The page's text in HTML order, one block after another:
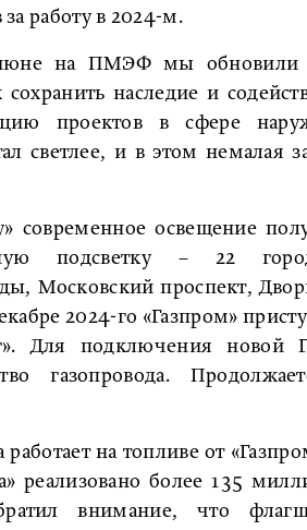
за работу в 2024-м.
на ПМЭФ мы обновили
наследие и
проектов в сфере
светлее, и в этом немалая
современное освещение
подсветку – 22
Московский проспект,
2024-го «Газпром»
Для подключения новой
газопровода.
на топливе от
реализовано более 135
внимание, что